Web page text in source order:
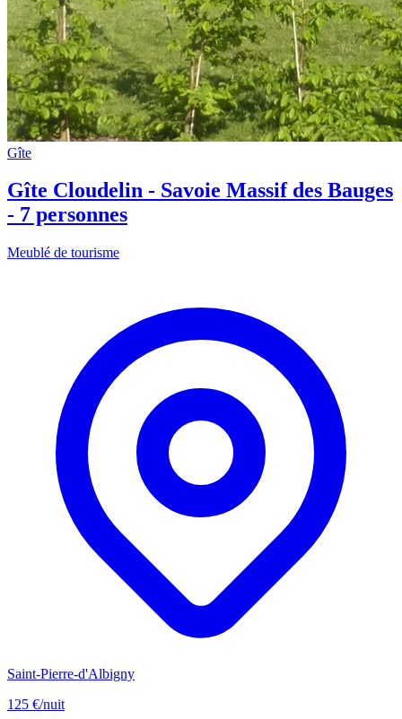
Gîte
Gîte Cloudelin - Savoie Massif des Bauges
- 7 personnes
Meublé de tourisme
Saint-Pierre-d'Albigny
125 €/nuit